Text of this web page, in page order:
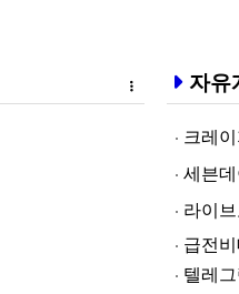
자유
크레이지
세븐데이
라­이브토­
급전비대면
텔레그램